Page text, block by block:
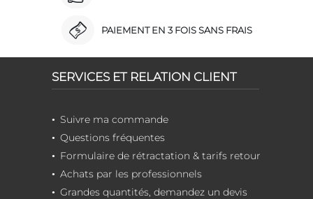
PAIEMENT EN 3 FOIS SANS FRAIS
SERVICES ET RELATION CLIENT
Suivre ma commande
Questions fréquentes
Formulaire de rétractation & tarifs retour
Achats par les professionnels
Grandes quantités, demandez un devis